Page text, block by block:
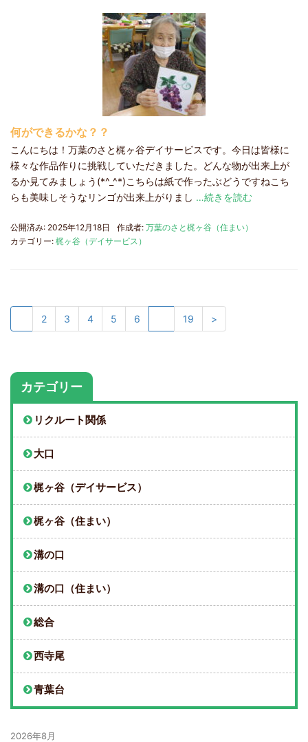
何ができるかな？？
こんにちは！万葉のさと梶ヶ谷デイサービスです。今日は皆様に
様々な作品作りに挑戦していただきました。どんな物が出来上が
るか見てみましょう(*^_^*)こちらは紙で作ったぶどうですねこち
らも美味しそうなリンゴが出来上がりまし …続きを読む
公開済み: 2025年12月18日 作成者: 万葉のさと梶ヶ谷（住まい）
カテゴリー: 梶ヶ谷（デイサービス）
2 3 4 5 6 19 >
カテゴリー
リクルート関係
大口
梶ヶ谷（デイサービス）
梶ヶ谷（住まい）
溝の口
溝の口（住まい）
総合
西寺尾
青葉台
2026年8月